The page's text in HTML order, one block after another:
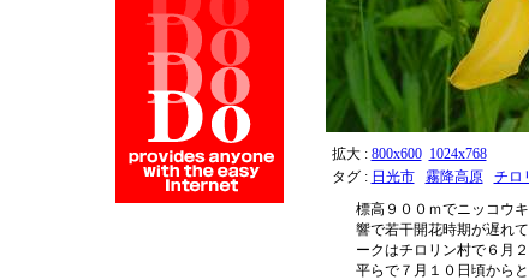
拡大 : 800x600 1024x768
タグ : 日光市 霧降高原 チロ
標高９００ｍでニッコウ
響で若干開花時期が遅れ
ークはチロリン村で６月
平らで７月１０日頃から